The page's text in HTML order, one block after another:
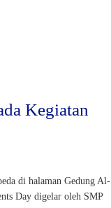
Kegiatan
di halaman Gedung Al-
Day digelar oleh SMP